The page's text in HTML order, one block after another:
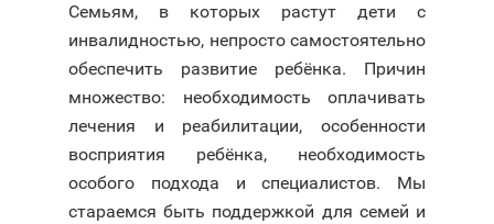
Семьям, в которых растут дети с
инвалидностью, непросто самостоятельно
обеспечить развитие ребёнка. Причин
множество: необходимость оплачивать
лечения и реабилитации, особенности
восприятия ребёнка, необходимость
особого подхода и специалистов. Мы
стараемся быть поддержкой для семей и